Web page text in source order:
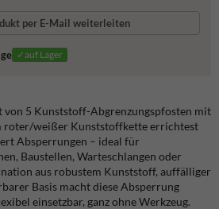
per E-Mail weiterleiten
✓auf Lager
von 5 Kunststoff-Abgrenzungspfosten mit
roter/weißer Kunststoffkette errichtest
Absperrungen – ideal für
Baustellen, Warteschlangen oder
aus robustem Kunststoff, auffälliger
Basis macht diese Absperrung
einsetzbar, ganz ohne Werkzeug.